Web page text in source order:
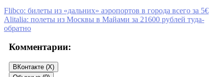
Flibco: билеты из «дальних» аэропортов в города всего за 5€
Alitalia: полеты из Москвы в Майами за 21600 рублей туда-
обратно
Комментарии:
ВКонтакте (X)